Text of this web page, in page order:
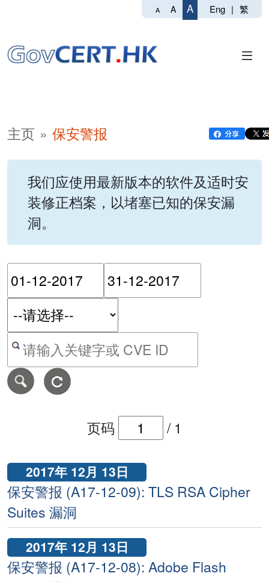
A A A Eng | 繁
主页 保安警报
我们应使用最新版本的软件及适时安
装修正档案，以堵塞已知的保安漏
洞。
请输入搜索日期范围的开
按关键字或 CVE ID 搜寻保安警报
页码 / 1
2017年 12月 13日
保安警报 (A17-12-09): TLS RSA Cipher
Suites 漏洞
2017年 12月 13日
保安警报 (A17-12-08): Adobe Flash